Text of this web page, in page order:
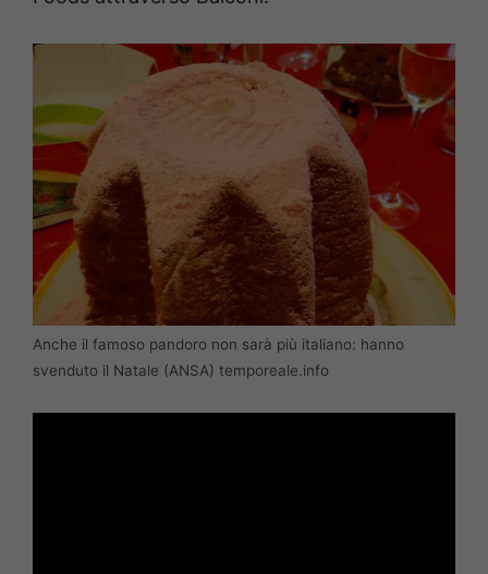
Anche il famoso pandoro non sarà più italiano: hanno
svenduto il Natale (ANSA) temporeale.info